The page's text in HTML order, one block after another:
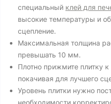
специальный клей для
высокие температуры и
сцепление.
Максимальная толщина
превышать 10 мм.
Плотно прижмите плитку к
покачивая для лучшего
Уровень плитки нужно
необходимости